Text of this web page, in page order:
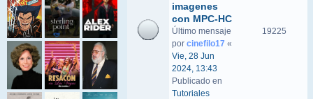
imagenes
con MPC-HC
Último mensaje
por cinefilo17 «
Vie, 28 Jun
2024, 13:43
Publicado en
Tutoriales
19225